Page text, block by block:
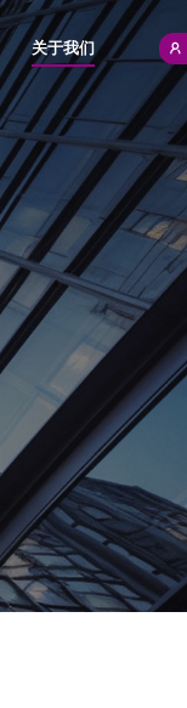
关于我们
公司介绍
新闻资讯
招聘信息
联系我们
合规声明